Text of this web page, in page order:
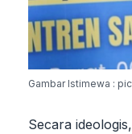
Gambar Istimewa :
Secara